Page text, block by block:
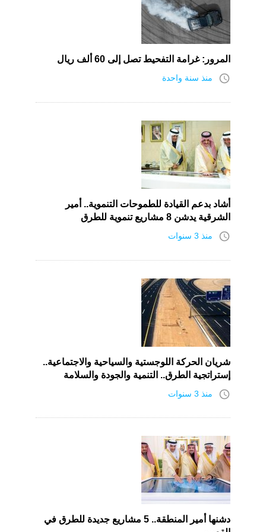
المرور: غرامة التفحيط تصل إلى 60 ألف ريال
access_time منذ سنة واحدة
أشاد بدعم القيادة للطموحات التنموية.. أمير
الشرقية يدشن 8 مشاريع تنموية للطرق
access_time منذ 3 سنوات
شريان الحركة اللوجستية والسياحية والاجتماعية..
إستراتجية الطرق.. التنمية والجودة والسلامة
access_time منذ 3 سنوات
دشنها أمير المنطقة.. 5 مشاريع جديدة للطرق في